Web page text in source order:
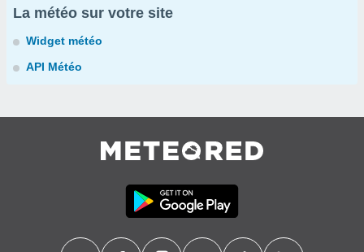
La météo sur votre site
Widget météo
API Météo